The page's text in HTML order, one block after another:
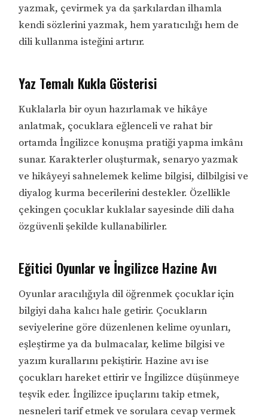
yazmak, çevirmek ya da şarkılardan ilhamla
kendi sözlerini yazmak, hem yaratıcılığı hem de
dili kullanma isteğini artırır.
Yaz Temalı Kukla Gösterisi
Kuklalarla bir oyun hazırlamak ve hikâye
anlatmak, çocuklara eğlenceli ve rahat bir
ortamda İngilizce konuşma pratiği yapma imkânı
sunar. Karakterler oluşturmak, senaryo yazmak
ve hikâyeyi sahnelemek kelime bilgisi, dilbilgisi ve
diyalog kurma becerilerini destekler. Özellikle
çekingen çocuklar kuklalar sayesinde dili daha
özgüvenli şekilde kullanabilirler.
Eğitici Oyunlar ve İngilizce Hazine Avı
Oyunlar aracılığıyla dil öğrenmek çocuklar için
bilgiyi daha kalıcı hale getirir. Çocukların
seviyelerine göre düzenlenen kelime oyunları,
eşleştirme ya da bulmacalar, kelime bilgisi ve
yazım kurallarını pekiştirir. Hazine avı ise
çocukları hareket ettirir ve İngilizce düşünmeye
teşvik eder. İngilizce ipuçlarını takip etmek,
nesneleri tarif etmek ve sorulara cevap vermek